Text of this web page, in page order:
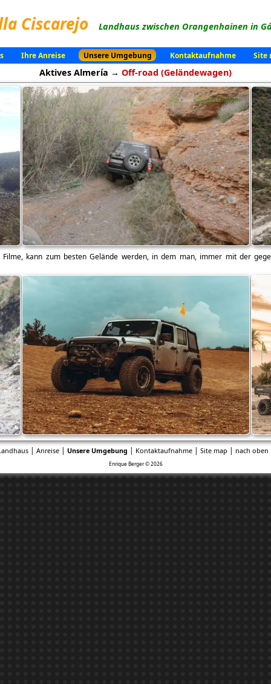
Ciscarejo Landhaus zwischen Orangenhainen in
Ihre Anreise Unsere Umgebung Kontaktaufnahme Site
Aktives Almería → Off-road (Geländewagen)
kann zum besten Gelände werden, in dem man, immer mit der
| Anreise| Unsere Umgebung | Kontaktaufnahme| Site map | nach oben
Enrique Berger © 2026